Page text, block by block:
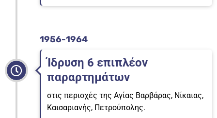
1956-1964
Ίδρυση 6 επιπλέον
παραρτημάτων
στις περιοχές της Αγίας Βαρβάρας, Νίκαιας,
Καισαριανής, Πετρούπολης.